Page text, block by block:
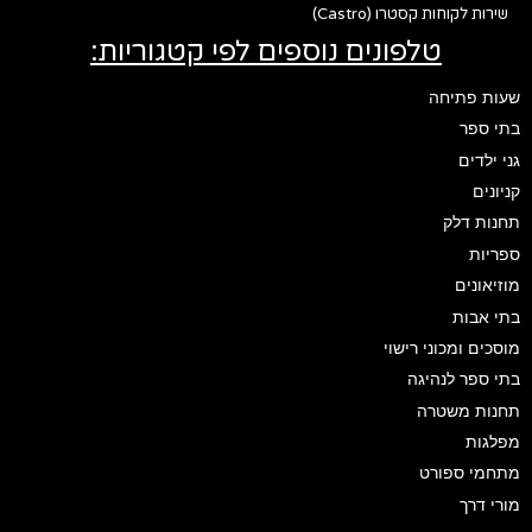
שירות לקוחות קסטרו (Castro)
טלפונים נוספים לפי קטגוריות:
שעות פתיחה
בתי ספר
גני ילדים
קניונים
תחנות דלק
ספריות
מוזיאונים
בתי אבות
מוסכים ומכוני רישוי
בתי ספר לנהיגה
תחנות משטרה
מפלגות
מתחמי ספורט
מורי דרך